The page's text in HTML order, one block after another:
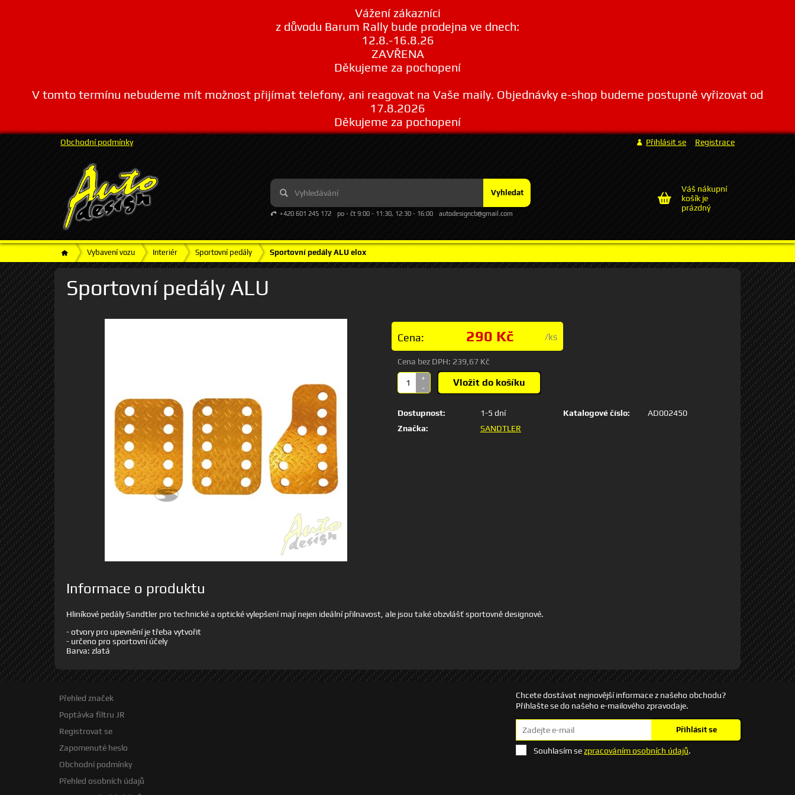
Vážení zákazníci
z důvodu Barum Rally bude prodejna ve dnech:
12.8.-16.8.26
ZAVŘENA
Děkujeme za pochopení
V tomto termínu nebudeme mít možnost přijímat telefony, ani reagovat na Vaše maily. Objednávky e-shop budeme postupně vyřizovat od
17.8.2026
Děkujeme za pochopení
Vyhledat
+420 601 245 172 po - čt 9:00 - 11:30, 12:30 - 16:00 autodesigncb@gmail.com
Obchodní podmínky Přihlásit se Registrace
Váš nákupní
košík je
prázdný
Vybavení vozu Interiér Sportovní pedály Sportovní pedály ALU elox
Sportovní pedály ALU
Cena: 290 Kč /ks
Cena bez DPH: 239,67 Kč
+
-
Vložit do košíku
Dostupnost:
1-5 dní
Značka:
SANDTLER
Katalogové číslo: AD002450
Informace o produktu
Hliníkové pedály Sandtler pro technické a optické vylepšení mají nejen ideální přilnavost, ale jsou také obzvlášť sportovně designové.
- otvory pro upevnění je třeba vytvořit
- určeno pro sportovní účely
Barva: zlatá
Přehled značek
Poptávka filtru JR
Registrovat se
Zapomenuté heslo
Obchodní podmínky
Přehled osobních údajů
Chcete dostávat nejnovější informace z našeho obchodu?
Přihlašte se do našeho e-mailového zpravodaje.
Přihlásit se
Souhlasím sezpracováním osobních údajů.